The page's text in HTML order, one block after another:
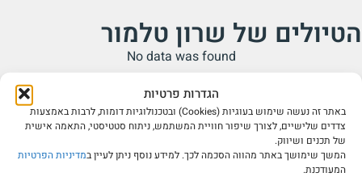
הגדרות פרטיות
באתר זה נעשה שימוש בעוגיות (Cookies) ובטכנולוגיות דומות, לרבות באמצעות
צדדים שלישיים, לצורך שיפור חוויית המשתמש, ניתוח סטטיסטי, התאמה אישית
של תכנים ושיווק.
המשך שימושך באתר מהווה הסכמה לכך. למידע נוסף ניתן לעיין במדיניות הפרטיות
המעודכנת.
הטיולים של שרון טלמור
No data was found